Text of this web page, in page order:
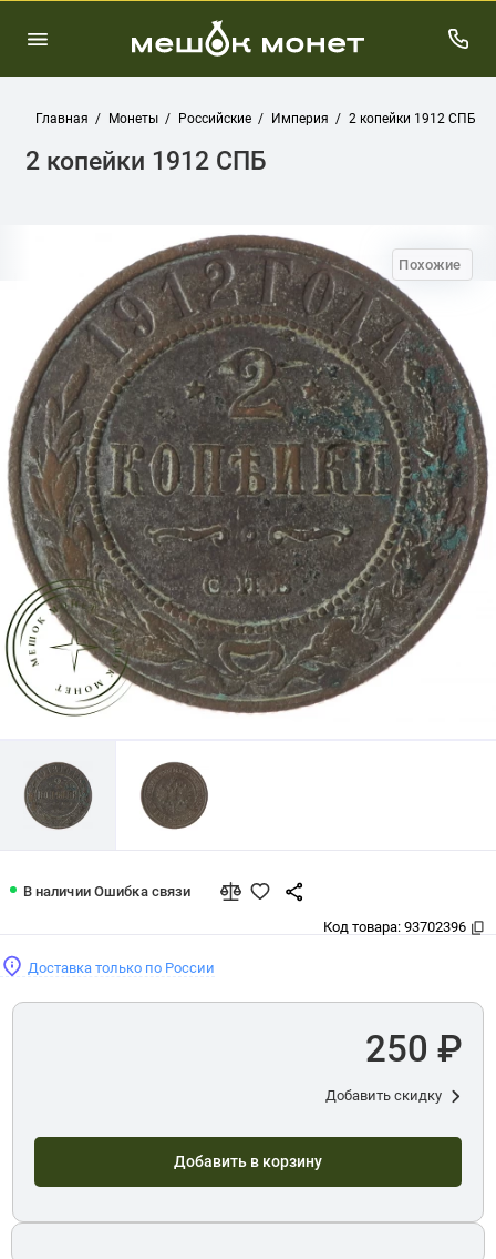
Главная Монеты Российские Империя 2 копейки 1912 СПБ
2 копейки 1912 СПБ
Похожие
В наличии Ошибка связи
Код товара: 93702396
Доставка только по России
250 ₽
Добавить скидку
Добавить в корзину